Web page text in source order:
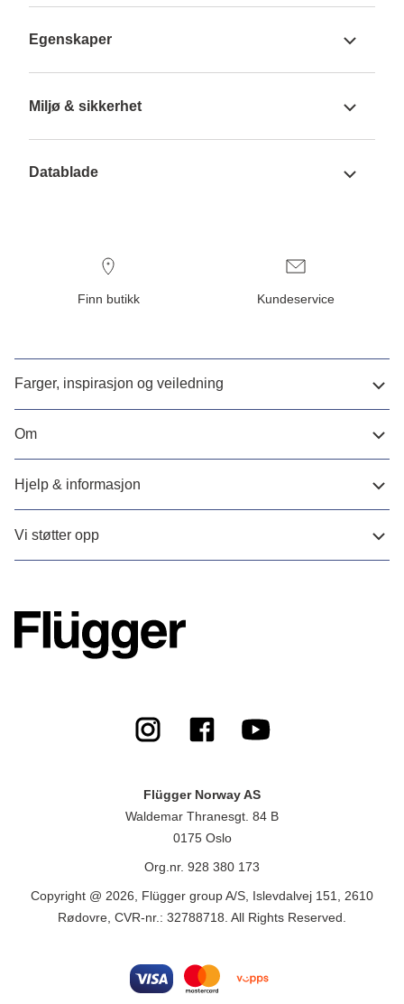
Egenskaper
Miljø & sikkerhet
Datablade
Finn butikk Kundeservice
Farger, inspirasjon og veiledning
Om
Hjelp & informasjon
Vi støtter opp
Flügger Norway AS
Waldemar Thranesgt. 84 B
0175 Oslo
Org.nr. 928 380 173
Copyright @ 2026, Flügger group A/S, Islevdalvej 151, 2610
Rødovre, CVR-nr.: 32788718. All Rights Reserved.